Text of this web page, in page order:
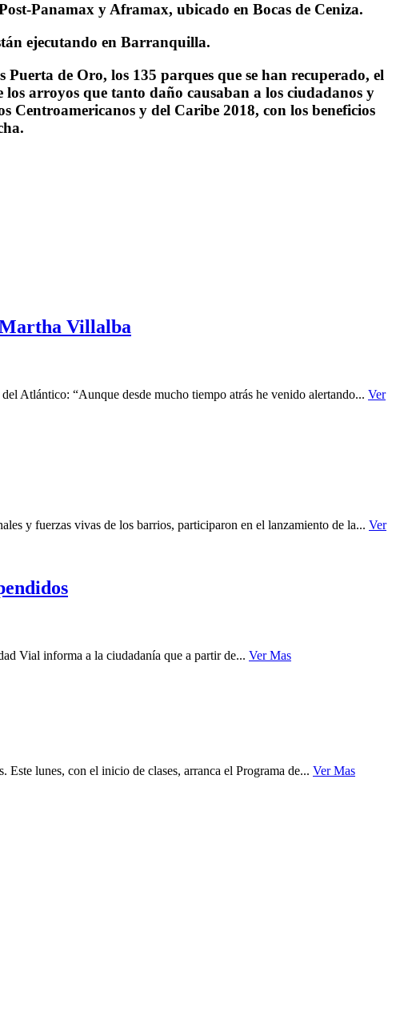
Panamax y Aframax, ubicado en Bocas de Ceniza.
ejecutando en Barranquilla.
de Oro, los 135 parques que se han recuperado, el
arroyos que tanto daño causaban a los ciudadanos y
Centroamericanos y del Caribe 2018, con los beneficios
Martha Villalba
Atlántico: “Aunque desde mucho tiempo atrás he venido alertando... Ver
y fuerzas vivas de los barrios, participaron en el lanzamiento de la... Ver
Vial informa a la ciudadanía que a partir de... Ver Mas
lunes, con el inicio de clases, arranca el Programa de... Ver Mas